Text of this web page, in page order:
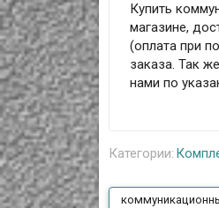
Купить
магазине,
(оплата при
заказа. Так
нами по
Категории: